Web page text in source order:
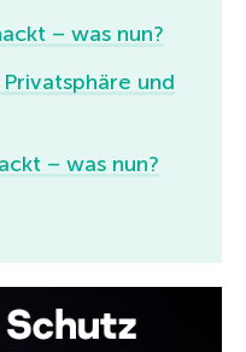
– was nun?
und
– was nun?